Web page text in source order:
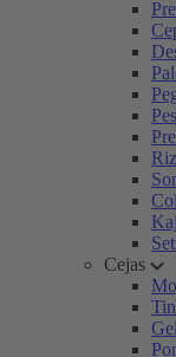
Cejas